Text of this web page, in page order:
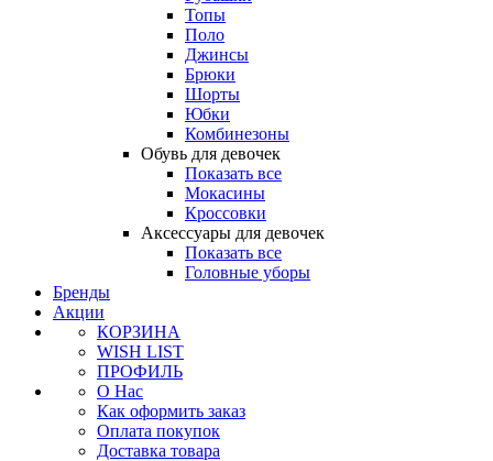
Топы
Поло
Джинсы
Брюки
Шорты
Юбки
Комбинезоны
Обувь для девочек
Показать все
Мокасины
Кроссовки
Аксессуары для девочек
Показать все
Головные уборы
Бренды
Акции
КОРЗИНА
WISH LIST
ПРОФИЛЬ
О Нас
Как оформить заказ
Оплата покупок
Доставка товара